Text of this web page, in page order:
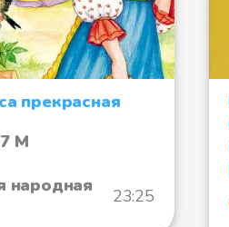
прекрасная
М
народная
23:25